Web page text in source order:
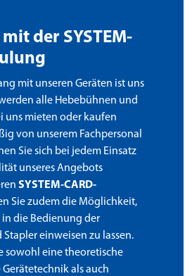
der SYSTEM-
mit unseren Geräten ist uns
alle Hebebühnen und
uns mieten oder kaufen
von unserem Fachpersonal
Sie sich bei jedem Einsatz
unseres Angebots
SYSTEM-CARD-
Sie zudem die Möglichkeit,
die Bedienung der
einweisen zu lassen.
sowohl eine theoretische
als auch